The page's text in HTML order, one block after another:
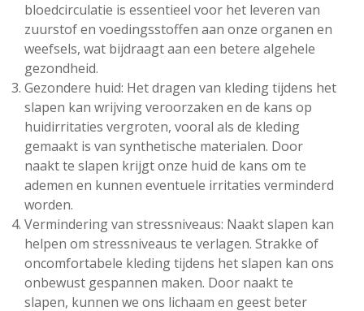
bloedcirculatie is essentieel voor het leveren van
zuurstof en voedingsstoffen aan onze organen en
weefsels, wat bijdraagt ​​aan een betere algehele
gezondheid.
Gezondere huid: Het dragen van kleding tijdens het
slapen kan wrijving veroorzaken en de kans op
huidirritaties vergroten, vooral als de kleding
gemaakt is van synthetische materialen. Door
naakt te slapen krijgt onze huid de kans om te
ademen en kunnen eventuele irritaties verminderd
worden.
Vermindering van stressniveaus: Naakt slapen kan
helpen om stressniveaus te verlagen. Strakke of
oncomfortabele kleding tijdens het slapen kan ons
onbewust gespannen maken. Door naakt te
slapen, kunnen we ons lichaam en geest beter